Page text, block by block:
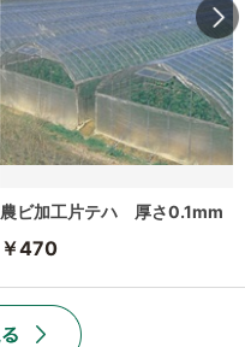
農ビ加工片テハ 厚さ0.1mm
￥470